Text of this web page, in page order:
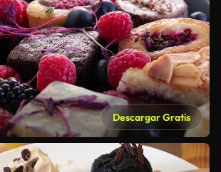
Descargar Gratis